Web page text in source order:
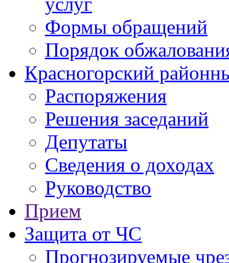
Формы обращений
Порядок
Красногорский
Распоряжения
Решения заседаний
Депутаты
Сведения о доходах
Руководство
Прием
Защита от ЧС
Прогнозируемые